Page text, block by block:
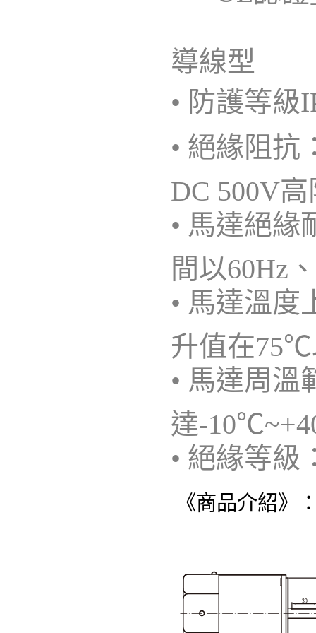
導線型
• 防護等級
• 絕緣阻抗
DC 500V
• 馬達絕緣
間以60Hz
• 馬達溫度
升值在75℃
• 馬達周
達-
• 絕緣等
《商品介紹》